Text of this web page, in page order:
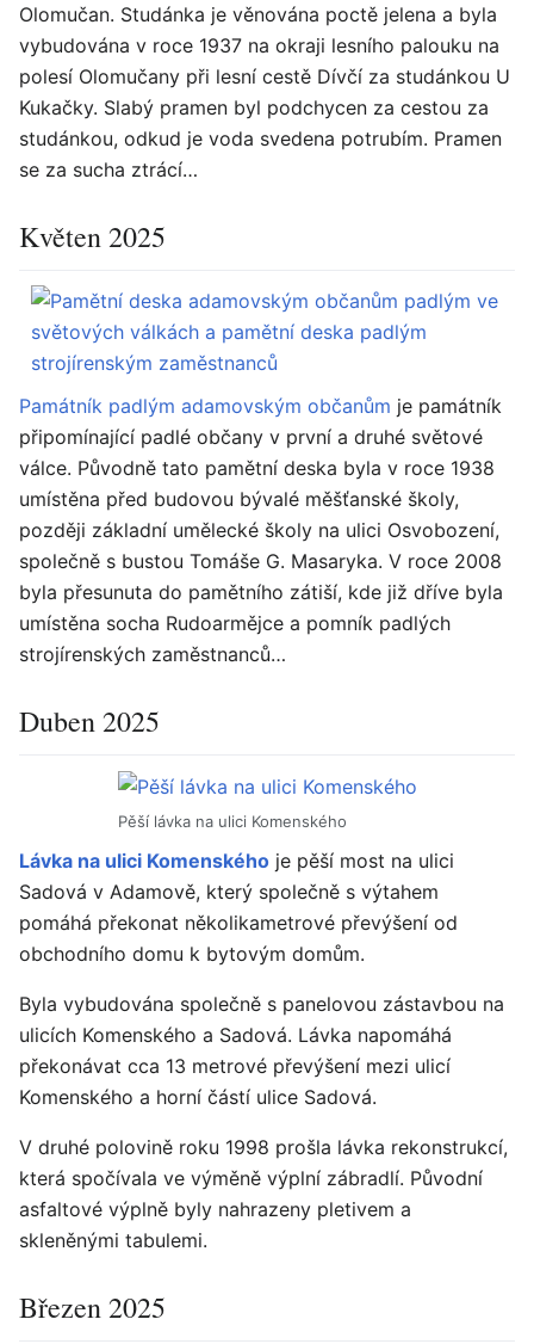
Olomučan. Studánka je věnována poctě jelena a byla
vybudována v roce 1937 na okraji lesního palouku na
polesí Olomučany při lesní cestě Dívčí za studánkou U
Kukačky. Slabý pramen byl podchycen za cestou za
studánkou, odkud je voda svedena potrubím. Pramen
se za sucha ztrácí…
Květen 2025
Památník padlým adamovským občanům je památník
připomínající padlé občany v první a druhé světové
válce. Původně tato pamětní deska byla v roce 1938
umístěna před budovou bývalé měšťanské školy,
později základní umělecké školy na ulici Osvobození,
společně s bustou Tomáše G. Masaryka. V roce 2008
byla přesunuta do pamětního zátiší, kde již dříve byla
umístěna socha Rudoarmějce a pomník padlých
strojírenských zaměstnanců…
Duben 2025
Pěší lávka na ulici Komenského
Lávka na ulici Komenského je pěší most na ulici
Sadová v Adamově, který společně s výtahem
pomáhá překonat několikametrové převýšení od
obchodního domu k bytovým domům.
Byla vybudována společně s panelovou zástavbou na
ulicích Komenského a Sadová. Lávka napomáhá
překonávat cca 13 metrové převýšení mezi ulicí
Komenského a horní částí ulice Sadová.
V druhé polovině roku 1998 prošla lávka rekonstrukcí,
která spočívala ve výměně výplní zábradlí. Původní
asfaltové výplně byly nahrazeny pletivem a
skleněnými tabulemi.
Březen 2025